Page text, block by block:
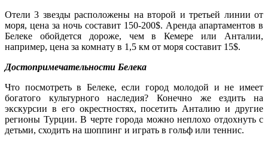
Отели 3 звезды расположены на второй и третьей линии от
моря, цена за ночь составит 150-200$. Аренда апартаментов в
Белеке обойдется дороже, чем в Кемере или Анталии,
например, цена за комнату в 1,5 км от моря составит 15$.
Достопримечательности Белека
Что посмотреть в Белеке, если город молодой и не имеет
богатого культурного наследия? Конечно же ездить на
экскурсии в его окрестностях, посетить Анталию и другие
регионы Турции. В черте города можно неплохо отдохнуть с
детьми, сходить на шоппинг и играть в гольф или теннис.